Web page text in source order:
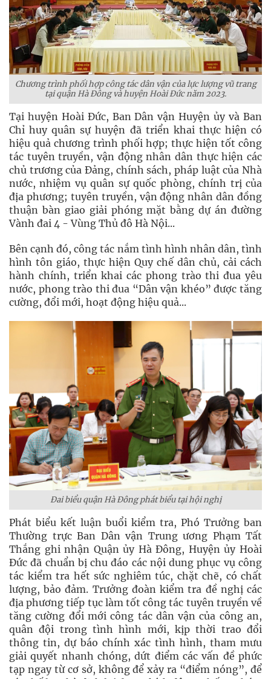
Chương trình phối hợp công tác dân vận của lực lượng vũ trang
tại quận Hà Đông và huyện Hoài Đức năm 2023.
Tại huyện Hoài Đức, Ban Dân vận Huyện ủy và Ban
Chỉ huy quân sự huyện đã triển khai thực hiện có
hiệu quả chương trình phối hợp; thực hiện tốt công
tác tuyên truyền, vận động nhân dân thực hiện các
chủ trương của Đảng, chính sách, pháp luật của Nhà
nước, nhiệm vụ quân sự quốc phòng, chính trị của
địa phương; tuyên truyền, vận động nhân dân đồng
thuận bàn giao giải phóng mặt bằng dự án đường
Vành đai 4 - Vùng Thủ đô Hà Nội...
Bên cạnh đó, công tác nắm tình hình nhân dân, tình
hình tôn giáo, thực hiện Quy chế dân chủ, cải cách
hành chính, triển khai các phong trào thi đua yêu
nước, phong trào thi đua “Dân vận khéo” được tăng
cường, đổi mới, hoạt động hiệu quả...
Đai biểu quận Hà Đông phát biểu tại hội nghị
Phát biểu kết luận buổi kiểm tra, Phó Trưởng ban
Thường trực Ban Dân vận Trung ương Phạm Tất
Thắng ghi nhận Quận ủy Hà Đông, Huyện ủy Hoài
Đức đã chuẩn bị chu đáo các nội dung phục vụ công
tác kiểm tra hết sức nghiêm túc, chặt chẽ, có chất
lượng, bảo đảm. Trưởng đoàn kiểm tra đề nghị các
địa phương tiếp tục làm tốt công tác tuyên truyền về
tăng cường đổi mới công tác dân vận của công an,
quân đội trong tình hình mới, kịp thời trao đổi
thông tin, dự báo chính xác tình hình, tham mưu
giải quyết nhanh chóng, dứt điểm các vấn đề phức
tạp ngay từ cơ sở, không để xảy ra “điểm nóng”, để